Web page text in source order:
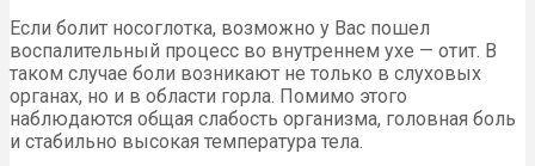
Если болит носоглотка, возможно у Вас пошел
воспалительный процесс во внутреннем ухе — отит. В
таком случае боли возникают не только в слуховых
органах, но и в области горла. Помимо этого
наблюдаются общая слабость организма, головная боль
и стабильно высокая температура тела.